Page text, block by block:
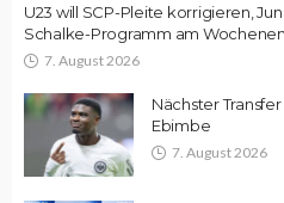
U23 will SCP-Pleite korrigieren,
Schalke-Programm am
7. August 2026
Nächster
Ebimbe
7. August 2026